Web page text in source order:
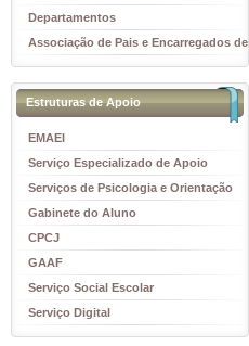
Departamentos
Associação de Pais e Encarregados de
Educação
Estruturas de Apoio
EMAEI
Serviço Especializado de Apoio
Educativo
Serviços de Psicologia e Orientação
(SPO)
Gabinete do Aluno
CPCJ
GAAF
Serviço Social Escolar
Serviço Digital